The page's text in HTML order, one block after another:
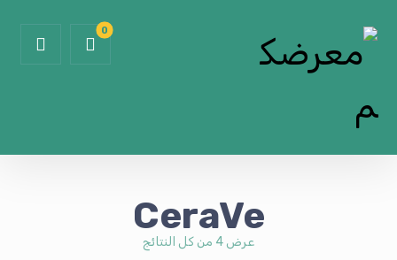
CeraVe
عرض ⁦4⁩ من كل النتائج